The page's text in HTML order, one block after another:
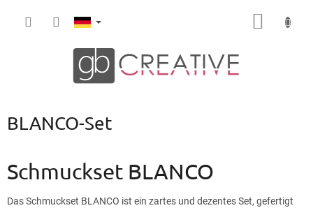
BLANCO-Set
Schmuckset BLANCO
Das Schmuckset BLANCO ist ein zartes und dezentes Set, gefertigt